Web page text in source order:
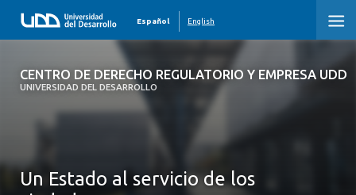
CENTRO DE DERECHO REGULATORIO Y EMPRESA UDD
UNIVERSIDAD DEL DESARROLLO
Español English
CENTRO DE DERECHO REGULATORIO Y
EMPRESA UDD
Un Estado al servicio de los